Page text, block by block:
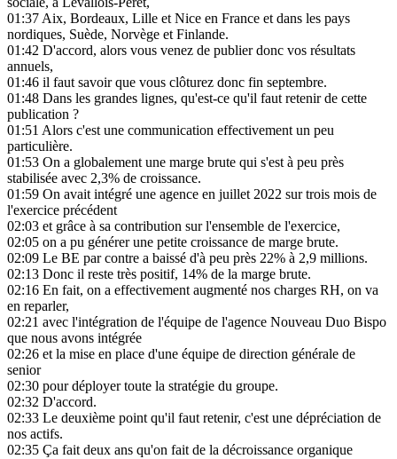
01:37Aix, Bordeaux, Lille et Nice en France et dans les pays
nordiques, Suède, Norvège et Finlande.
01:42 D'accord, alors vous venez de publier donc vos résultats
annuels,
01:46 il faut savoir que vous clôturez donc fin septembre.
01:48 Dans les grandes lignes, qu'est-ce qu'il faut retenir de cette
publication ?
01:51 Alors c'est une communication effectivement un peu
particulière.
01:53 On a globalement une marge brute qui s'est à peu près
stabilisée avec 2,3% de croissance.
01:59 On avait intégré une agence en juillet 2022 sur trois mois de
l'exercice précédent
02:03 et grâce à sa contribution sur l'ensemble de l'exercice,
02:05 on a pu générer une petite croissance de marge brute.
02:09 Le BE par contre a baissé d'à peu près 22% à 2,9 millions.
02:13 Donc il reste très positif, 14% de la marge brute.
02:16 En fait, on a effectivement augmenté nos charges RH, on va
en reparler,
02:21 avec l'intégration de l'équipe de l'agence Nouveau Duo Bispo
que nous avons intégrée
02:26 et la mise en place d'une équipe de direction générale de
senior
02:30 pour déployer toute la stratégie du groupe.
02:32 D'accord.
02:33 Le deuxième point qu'il faut retenir, c'est une dépréciation de
nos actifs.
02:35 Ça fait deux ans qu'on fait de la décroissance organique